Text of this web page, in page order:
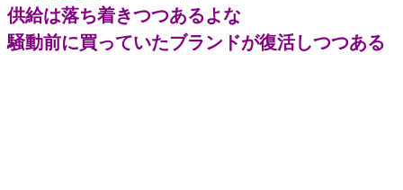
供給は落ち着きつつあるよな
騒動前に買っていたブランドが復活しつつある